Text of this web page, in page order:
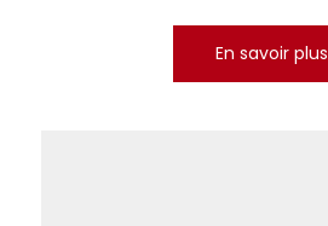
En savoir plus